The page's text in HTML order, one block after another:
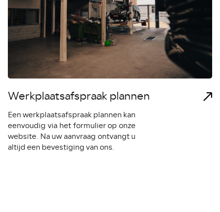
Werkplaatsafspraak plannen
Een werkplaatsafspraak plannen kan
eenvoudig via het formulier op onze
website. Na uw aanvraag ontvangt u
altijd een bevestiging van ons.